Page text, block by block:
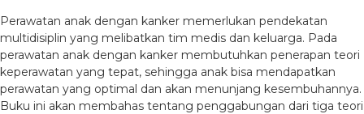
Perawatan anak dengan kanker memerlukan pendekatan
multidisiplin yang melibatkan tim medis dan keluarga. Pada
perawatan anak dengan kanker membutuhkan penerapan teori
keperawatan yang tepat, sehingga anak bisa mendapatkan
perawatan yang optimal dan akan menunjang kesembuhannya.
Buku ini akan membahas tentang penggabungan dari tiga teori